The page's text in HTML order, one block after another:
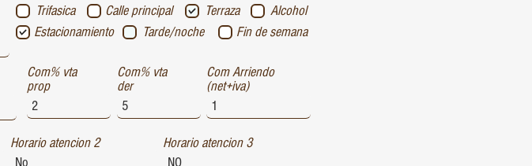
Trifasica Calle principal Alcohol
Terraza
Estacionamiento
Tarde/noche Fin de semana
Com% vta
prop
Com% vta
der
Com Arriendo
(net+iva)
Horario atencion 2 Horario atencion 3